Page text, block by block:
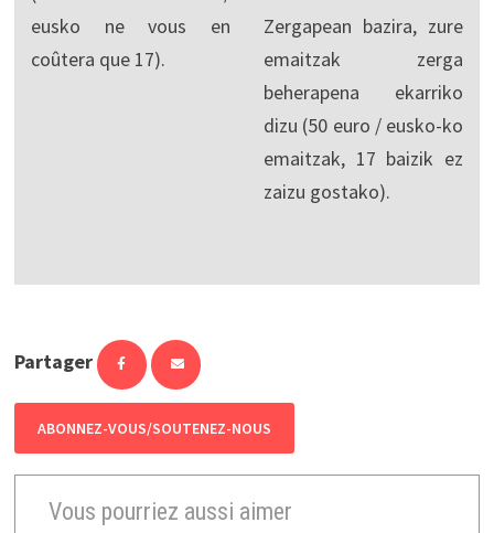
eusko ne vous en
coûtera que 17).
Zergapean bazira, zure
emaitzak zerga
beherapena ekarriko
dizu (50 euro / eusko-ko
emaitzak, 17 baizik ez
zaizu gostako).
Partager
ABONNEZ-VOUS/SOUTENEZ-NOUS
Vous pourriez aussi aimer